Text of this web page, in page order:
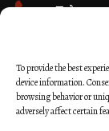
To provide the best
device information.
browsing behavior or
adversely affect certain
Τηλ.